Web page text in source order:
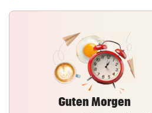
Guten Morgen